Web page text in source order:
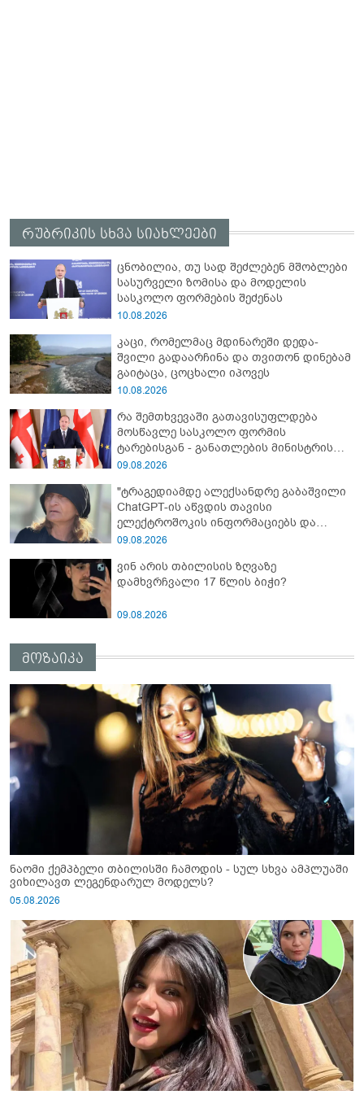
რუბრიკის სხვა სიახლეები
ცნობილია, თუ სად შეძლებენ მშობლები
სასურველი ზომისა და მოდელის
სასკოლო ფორმების შეძენას
10.08.2026
კაცი, რომელმაც მდინარეში დედა-
შვილი გადაარჩინა და თვითონ დინებამ
გაიტაცა, ცოცხალი იპოვეს
10.08.2026
რა შემთხვევაში გათავისუფლდება
მოსწავლე სასკოლო ფორმის
ტარებისგან - განათლების მინისტრის
განმარტება
09.08.2026
"ტრაგედიამდე ალექსანდრე გაბაშვილი
ChatGPT-ის აწვდის თავისი
ელექტროშოკის ინფორმაციებს და
ეუბნება: გათიშავს თუ არა პიროვნებას,
გიგა ავალიანის დედა
09.08.2026
ვინ არის თბილისის ზღვაზე
დამხვრჩვალი 17 წლის ბიჭი?
09.08.2026
მოზაიკა
ნაომი ქემპბელი თბილისში ჩამოდის - სულ სხვა ამპლუაში
ვიხილავთ ლეგენდარულ მოდელს?
05.08.2026